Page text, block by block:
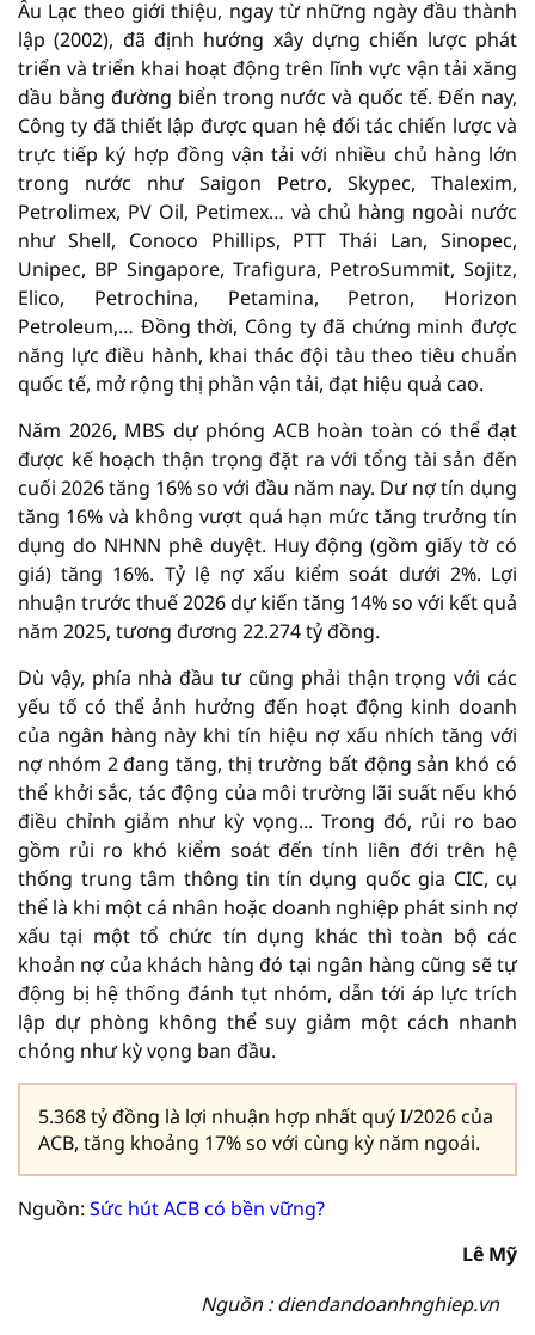
Âu Lạc theo giới thiệu, ngay từ những ngày đầu thành
lập (2002), đã định hướng xây dựng chiến lược phát
triển và triển khai hoạt động trên lĩnh vực vận tải xăng
dầu bằng đường biển trong nước và quốc tế. Đến nay,
Công ty đã thiết lập được quan hệ đối tác chiến lược và
trực tiếp ký hợp đồng vận tải với nhiều chủ hàng lớn
trong nước như Saigon Petro, Skypec, Thalexim,
Petrolimex, PV Oil, Petimex… và chủ hàng ngoài nước
như Shell, Conoco Phillips, PTT Thái Lan, Sinopec,
Unipec, BP Singapore, Trafigura, PetroSummit, Sojitz,
Elico, Petrochina, Petamina, Petron, Horizon
Petroleum,… Đồng thời, Công ty đã chứng minh được
năng lực điều hành, khai thác đội tàu theo tiêu chuẩn
quốc tế, mở rộng thị phần vận tải, đạt hiệu quả cao.
Năm 2026, MBS dự phóng ACB hoàn toàn có thể đạt
được kế hoạch thận trọng đặt ra với tổng tài sản đến
cuối 2026 tăng 16% so với đầu năm nay. Dư nợ tín dụng
tăng 16% và không vượt quá hạn mức tăng trưởng tín
dụng do NHNN phê duyệt. Huy động (gồm giấy tờ có
giá) tăng 16%. Tỷ lệ nợ xấu kiểm soát dưới 2%. Lợi
nhuận trước thuế 2026 dự kiến tăng 14% so với kết quả
năm 2025, tương đương 22.274 tỷ đồng.
Dù vậy, phía nhà đầu tư cũng phải thận trọng với các
yếu tố có thể ảnh hưởng đến hoạt động kinh doanh
của ngân hàng này khi tín hiệu nợ xấu nhích tăng với
nợ nhóm 2 đang tăng, thị trường bất động sản khó có
thể khởi sắc, tác động của môi trường lãi suất nếu khó
điều chỉnh giảm như kỳ vọng... Trong đó, rủi ro bao
gồm rủi ro khó kiểm soát đến tính liên đới trên hệ
thống trung tâm thông tin tín dụng quốc gia CIC, cụ
thể là khi một cá nhân hoặc doanh nghiệp phát sinh nợ
xấu tại một tổ chức tín dụng khác thì toàn bộ các
khoản nợ của khách hàng đó tại ngân hàng cũng sẽ tự
động bị hệ thống đánh tụt nhóm, dẫn tới áp lực trích
lập dự phòng không thể suy giảm một cách nhanh
chóng như kỳ vọng ban đầu.
5.368 tỷ đồng là lợi nhuận hợp nhất quý I/2026 của
ACB, tăng khoảng 17% so với cùng kỳ năm ngoái.
Nguồn: Sức hút ACB có bền vững?
Lê Mỹ
Nguồn : diendandoanhnghiep.vn